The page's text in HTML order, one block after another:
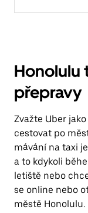
Honolulu
přepravy
Zvažte Uber
cestovat po
mávání na taxi
a to kdykoli
letiště nebo
se online nebo
městě Honolulu.